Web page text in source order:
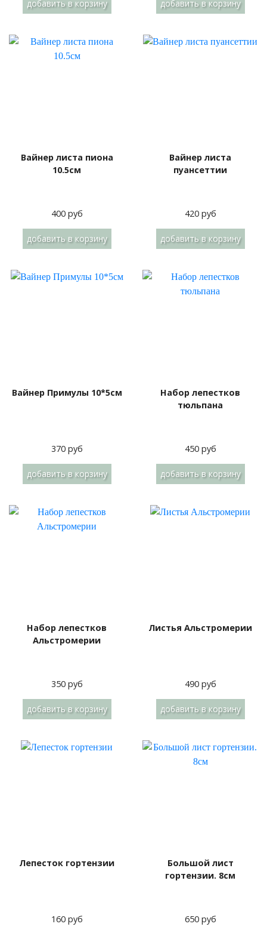
добавитьв корзину добавитьв корзину
Вайнер листа пиона
10.5см
400 руб
добавитьв корзину
Вайнер листа
пуансеттии
420 руб
добавитьв корзину
Вайнер Примулы 10*5см
370 руб
добавитьв корзину
Набор лепестков
тюльпана
450 руб
добавитьв корзину
Набор лепестков
Альстромерии
350 руб
добавитьв корзину
Листья Альстромерии
490 руб
добавитьв корзину
Лепесток гортензии
160 руб
Большой лист
гортензии. 8см
650 руб